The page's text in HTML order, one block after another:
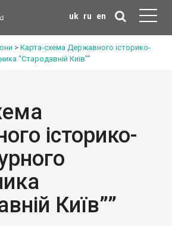
uk ru en
> Карта-схема Державного історико-
“Стародавній Київ””
історико-
Київ””